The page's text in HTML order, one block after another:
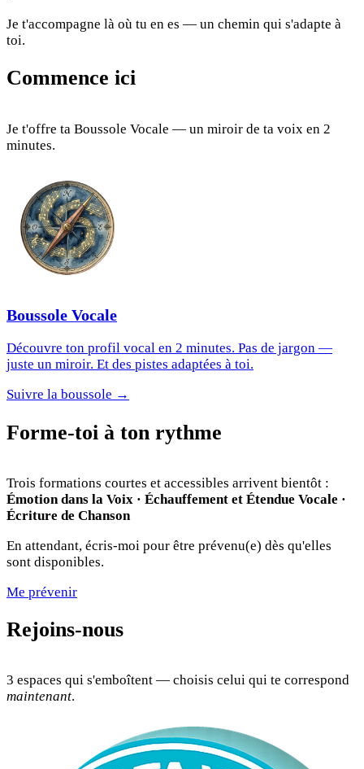
Je t'accompagne là où tu en es — un chemin qui s'adapte à
toi.
Commence ici
Je t'offre ta Boussole Vocale — un miroir de ta voix en 2
minutes.
Boussole Vocale
Découvre ton profil vocal en 2 minutes. Pas de jargon —
juste un miroir. Et des pistes adaptées à toi.
Suivre la boussole →
Forme-toi à ton rythme
Trois formations courtes et accessibles arrivent bientôt :
Émotion dans la Voix · Échauffement et Étendue Vocale ·
Écriture de Chanson
En attendant, écris-moi pour être prévenu(e) dès qu'elles
sont disponibles.
Me prévenir
Rejoins-nous
3 espaces qui s'emboîtent — choisis celui qui te correspond
maintenant.